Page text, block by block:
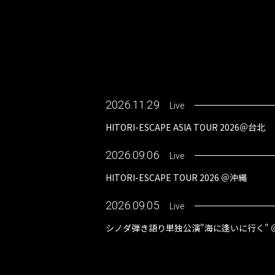
2026.11.29 Live
HITORI-ESCAPE ASIA TOUR 2026＠台北
2026.09.06 Live
HITORI-ESCAPE TOUR 2026 ＠沖縄
2026.09.05 Live
シノダ弾き語り単独公演"海に逢いに行く"